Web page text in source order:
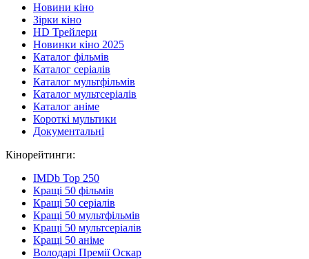
Новини кіно
Зірки кіно
HD Трейлери
Новинки кіно 2025
Каталог фільмів
Каталог серіалів
Каталог мультфільмів
Каталог мультсеріалів
Каталог аніме
Короткі мультики
Документальні
Кінорейтинги:
IMDb Top 250
Кращі 50 фільмів
Кращі 50 серіалів
Кращі 50 мультфільмів
Кращі 50 мультсеріалів
Кращі 50 аніме
Володарі Премії Оскар